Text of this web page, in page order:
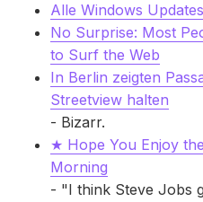
Alle Windows
No Surprise: Most
to Surf the Web
In Berlin zeigten
Streetview halten
- Bizarr.
★ Hope You Enjoy
Morning
- "I think Steve Jobs